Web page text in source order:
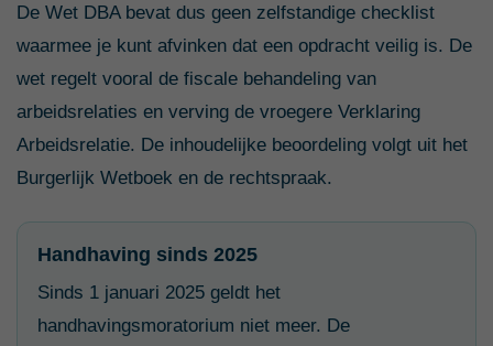
De Wet DBA bevat dus geen zelfstandige checklist
waarmee je kunt afvinken dat een opdracht veilig is. De
wet regelt vooral de fiscale behandeling van
arbeidsrelaties en verving de vroegere Verklaring
Arbeidsrelatie. De inhoudelijke beoordeling volgt uit het
Burgerlijk Wetboek en de rechtspraak.
Handhaving sinds 2025
Sinds 1 januari 2025 geldt het
handhavingsmoratorium niet meer. De